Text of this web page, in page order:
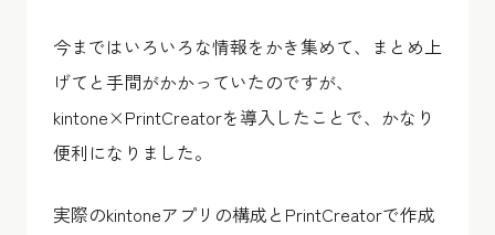
今まではいろいろな情報をかき集めて、まとめ上
げてと手間がかかっていたのですが、
kintone×PrintCreatorを導入したことで、かなり
便利になりました。
実際のkintoneアプリの構成とPrintCreatorで作成